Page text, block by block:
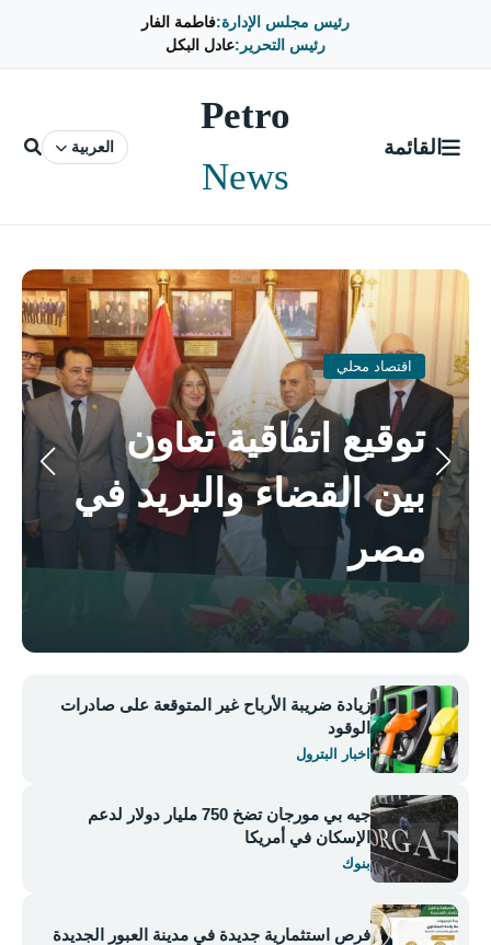
رئيس مجلس الإدارة:فاطمة الفار
رئيس التحرير:عادل البكل
القائمة
Petro
News
العربية
اقتصاد محلي
توقيع اتفاقية تعاون
بين القضاء والبريد في
مصر
زيادة ضريبة الأرباح غير المتوقعة على صادرات
الوقود
اخبار البترول
جيه بي مورجان تضخ 750 مليار دولار لدعم
الإسكان في أمريكا
بنوك
فرص استثمارية جديدة في مدينة العبور الجديدة